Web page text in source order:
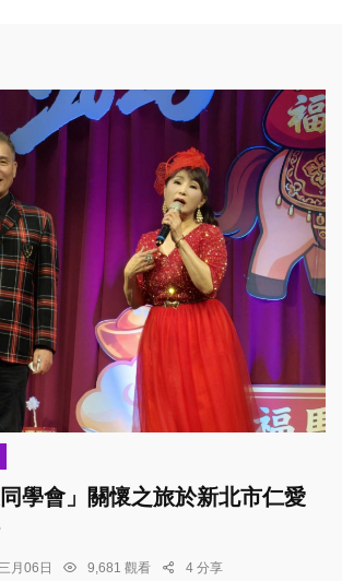
學會」關懷之旅於新北市仁愛
月06日 9,681 觀看 4 分享